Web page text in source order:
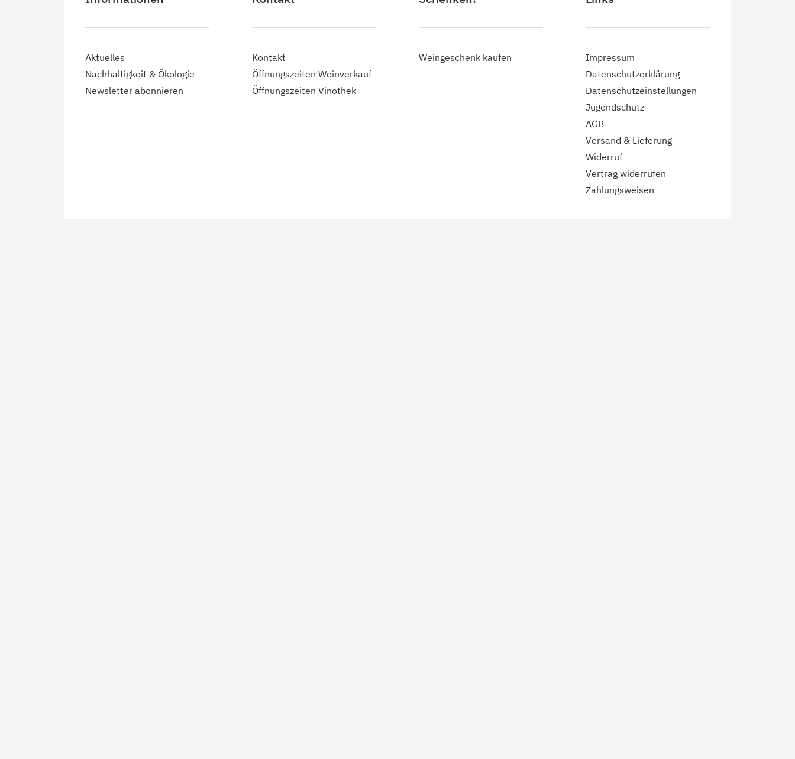
Aktuelles
Nachhaltigkeit & Ökologie
Newsletter abonnieren
Kontakt
Öffnungszeiten Weinverkauf
Öffnungszeiten Vinothek
Weingeschenk kaufen
Impressum
Datenschutzerklärung
Datenschutzeinstellungen
Jugendschutz
AGB
Versand & Lieferung
Widerruf
Vertrag widerrufen
Zahlungsweisen